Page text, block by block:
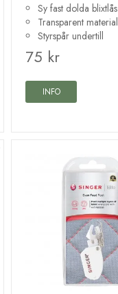
Sy fast dolda blixtlås
Transparent material
Styrspår undertill
75 kr
INFO